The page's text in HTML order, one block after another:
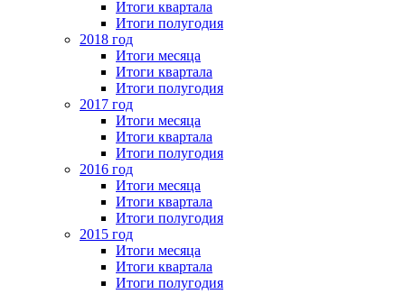
Итоги квартала
Итоги полугодия
2018 год
Итоги месяца
Итоги квартала
Итоги полугодия
2017 год
Итоги месяца
Итоги квартала
Итоги полугодия
2016 год
Итоги месяца
Итоги квартала
Итоги полугодия
2015 год
Итоги месяца
Итоги квартала
Итоги полугодия